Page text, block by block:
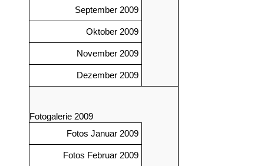
September 2009
Oktober 2009
November 2009
Dezember 2009
Fotogalerie 2009
Fotos Januar 2009
Fotos Februar 2009